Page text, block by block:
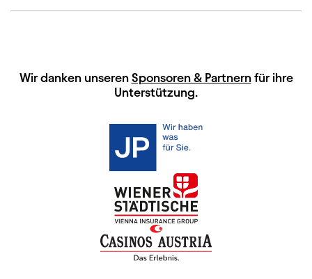
HAUPTSPONSOREN
Wir danken unseren Sponsoren & Partnernfür ihre
Unterstützung.